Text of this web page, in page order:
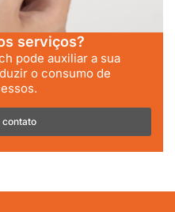
serviços?
pode auxiliar a sua
o consumo de
contato